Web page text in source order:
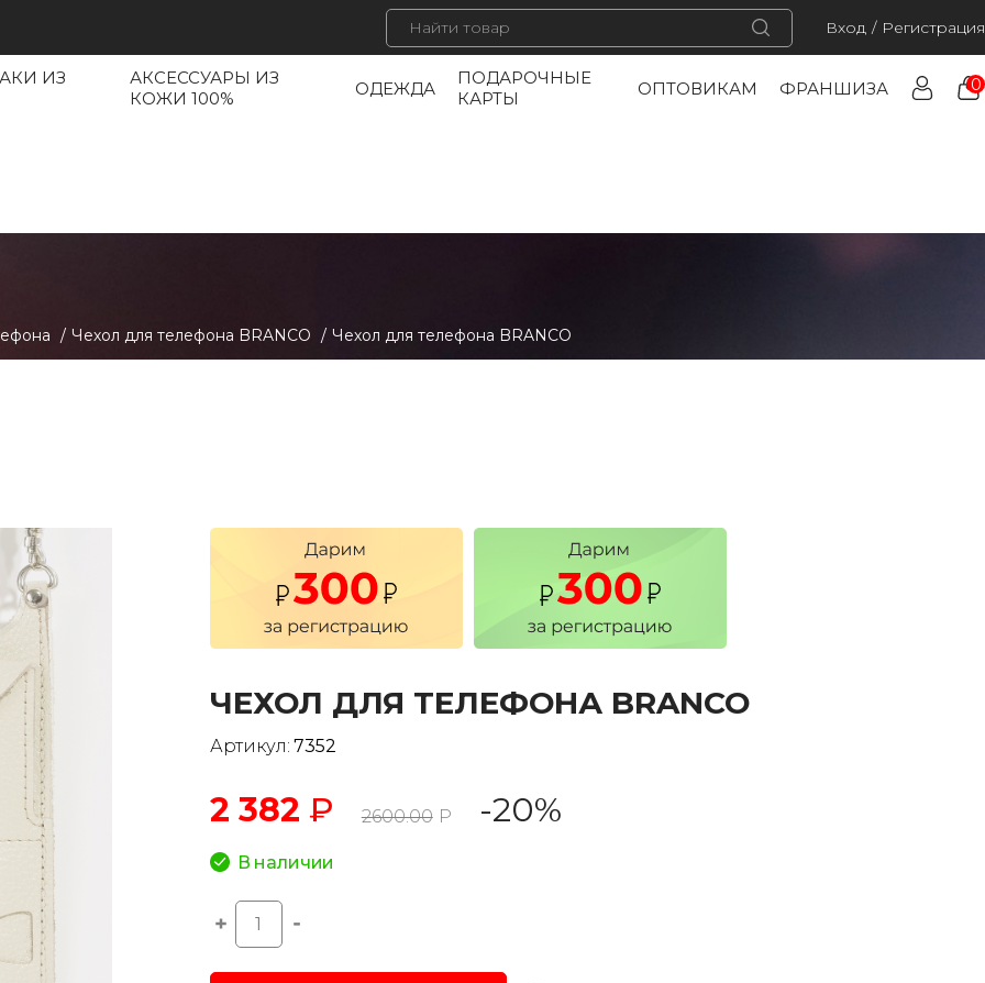
Вход / Регистрация
ИЗ
АКСЕССУАРЫ ИЗ
КОЖИ 100%
ОДЕЖДА
ПОДАРОЧНЫЕ
КАРТЫ
ОПТОВИКАМ ФРАНШИЗА 0
/ Чехол для телефона BRANCO / Чехол для телефона BRANCO
ЧЕХОЛ ДЛЯ ТЕЛЕФОНА BRANCO
Артикул: 7352
2 382 ₽ 2600.00 Р -20%
В наличии